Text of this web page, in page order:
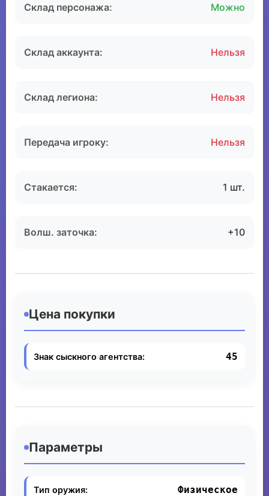
Склад персонажа: Можно
Склад аккаунта: Нельзя
Склад легиона: Нельзя
Передача игроку: Нельзя
Стакается: 1 шт.
Волш. заточка: +10
Цена покупки
Знак сыскного агентства: 45
Параметры
Тип оружия: Физическое